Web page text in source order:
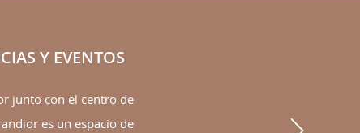
Y EVENTOS
junto con el centro de
es un espacio de